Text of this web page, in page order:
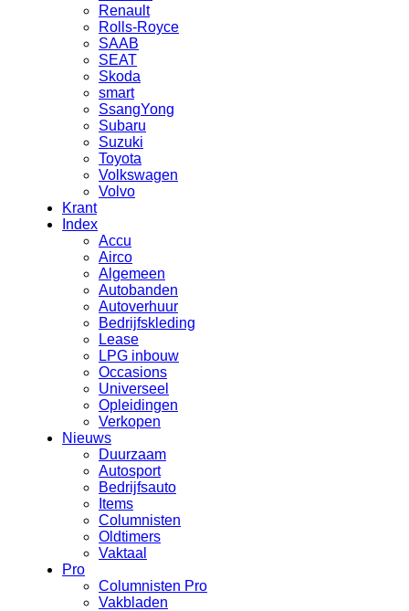
Renault
Rolls-Royce
SAAB
SEAT
Skoda
smart
SsangYong
Subaru
Suzuki
Toyota
Volkswagen
Volvo
Krant
Index
Accu
Airco
Algemeen
Autobanden
Autoverhuur
Bedrijfskleding
Lease
LPG inbouw
Occasions
Universeel
Opleidingen
Verkopen
Nieuws
Duurzaam
Autosport
Bedrijfsauto
Items
Columnisten
Oldtimers
Vaktaal
Pro
Columnisten Pro
Vakbladen